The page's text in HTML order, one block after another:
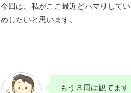
今回は、私がここ最近どハマりして
めしたいと思います。
もう３周は観てます